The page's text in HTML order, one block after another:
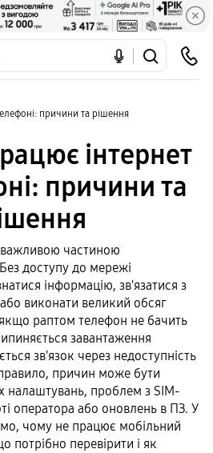
причини та рішення
інтернет
причини та
важливою частиною
доступу до мережі
інформацію, зв'язатися з
виконати великий обсяг
раптом телефон не бачить
завантаження
зв'язок через недоступність
причин може бути
налаштувань, проблем з SIM-
оператора або оновлень в ПЗ. У
чому не працює мобільний
потрібно перевірити і як